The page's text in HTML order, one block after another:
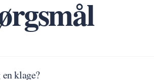
klage?